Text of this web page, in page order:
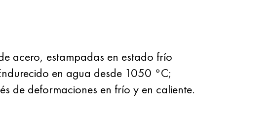
acero, estampadas en estado frío
en agua desde 1050 °C;
de deformaciones en frío y en caliente.